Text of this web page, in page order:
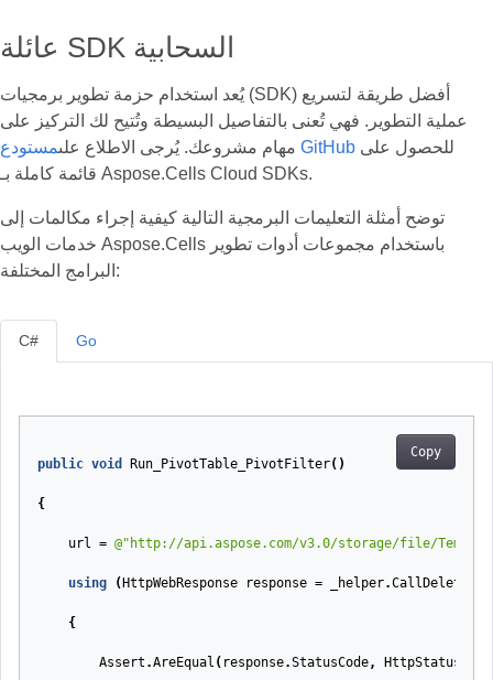
عائلة SDK السحابية
يُعد استخدام حزمة تطوير برمجيات (SDK) أفضل طريقة لتسريع
عملية التطوير. فهي تُعنى بالتفاصيل البسيطة وتُتيح لك التركيز على
مهام مشروعك. يُرجى الاطلاع على مستودع GitHub
قائمة كاملة بـ Aspose.Cells Cloud SDKs.
توضح أمثلة التعليمات البرمجية التالية كيفية إجراء مكالمات إلى
خدمات الويب Aspose.Cells باستخدام مجموعات أدوات تطوير
البرامج المختلفة:
C#
Copy
public void Run_PivotTable_PivotFilter( )
{
url = @"http://api.aspose.com/v3.0/storage/file/Temp/
using ( HttpWebResponse response = _helper.CallDelete
{
Assert .AreEqual ( response.StatusCode, HttpStatusCode
Go